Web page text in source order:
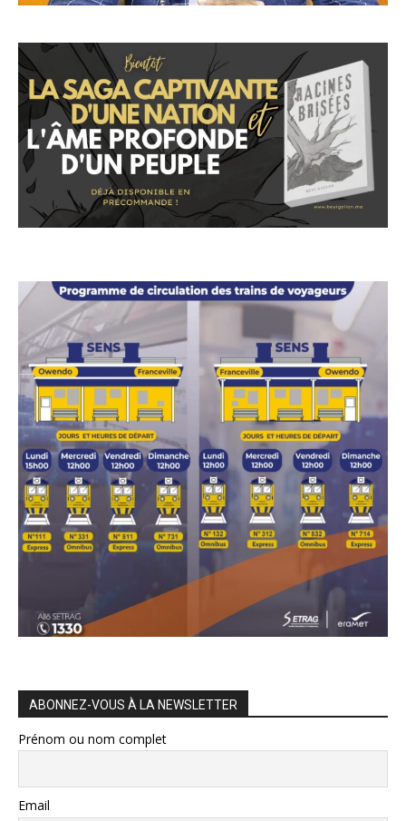
ABONNEZ-VOUS À LA NEWSLETTER
Prénom ou nom complet
Email